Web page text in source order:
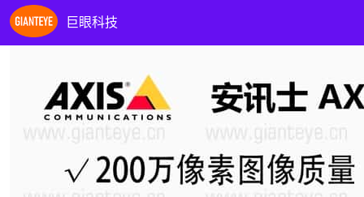
巨眼科技